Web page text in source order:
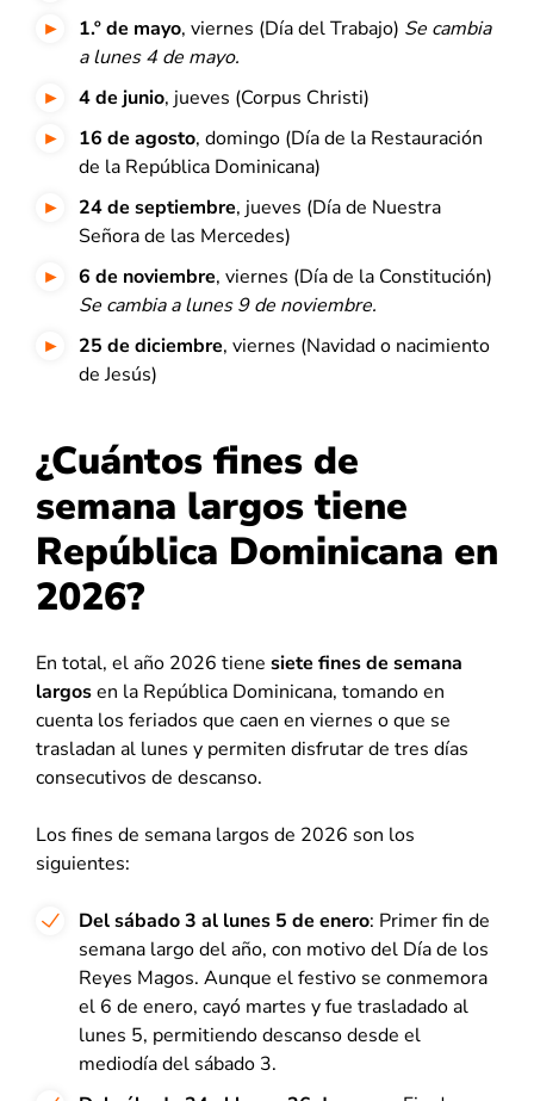
1.º de mayo, viernes (Día del Trabajo) Se cambia
a lunes 4 de mayo.
4 de junio, jueves (Corpus Christi)
16 de agosto, domingo (Día de la Restauración
de la República Dominicana)
24 de septiembre, jueves (Día de Nuestra
Señora de las Mercedes)
6 de noviembre, viernes (Día de la Constitución)
Se cambia a lunes 9 de noviembre.
25 de diciembre, viernes (Navidad o nacimiento
de Jesús)
¿Cuántos fines de
semana largos tiene
República Dominicana en
2026?
En total, el año 2026 tiene siete fines de semana
largosen la República Dominicana, tomando en
cuenta los feriados que caen en viernes o que se
trasladan al lunes y permiten disfrutar de tres días
consecutivos de descanso.
Los fines de semana largos de 2026 son los
siguientes:
Del sábado 3 al lunes 5 de enero: Primer fin de
semana largo del año, con motivo del Día de los
Reyes Magos. Aunque el festivo se conmemora
el 6 de enero, cayó martes y fue trasladado al
lunes 5, permitiendo descanso desde el
mediodía del sábado 3.